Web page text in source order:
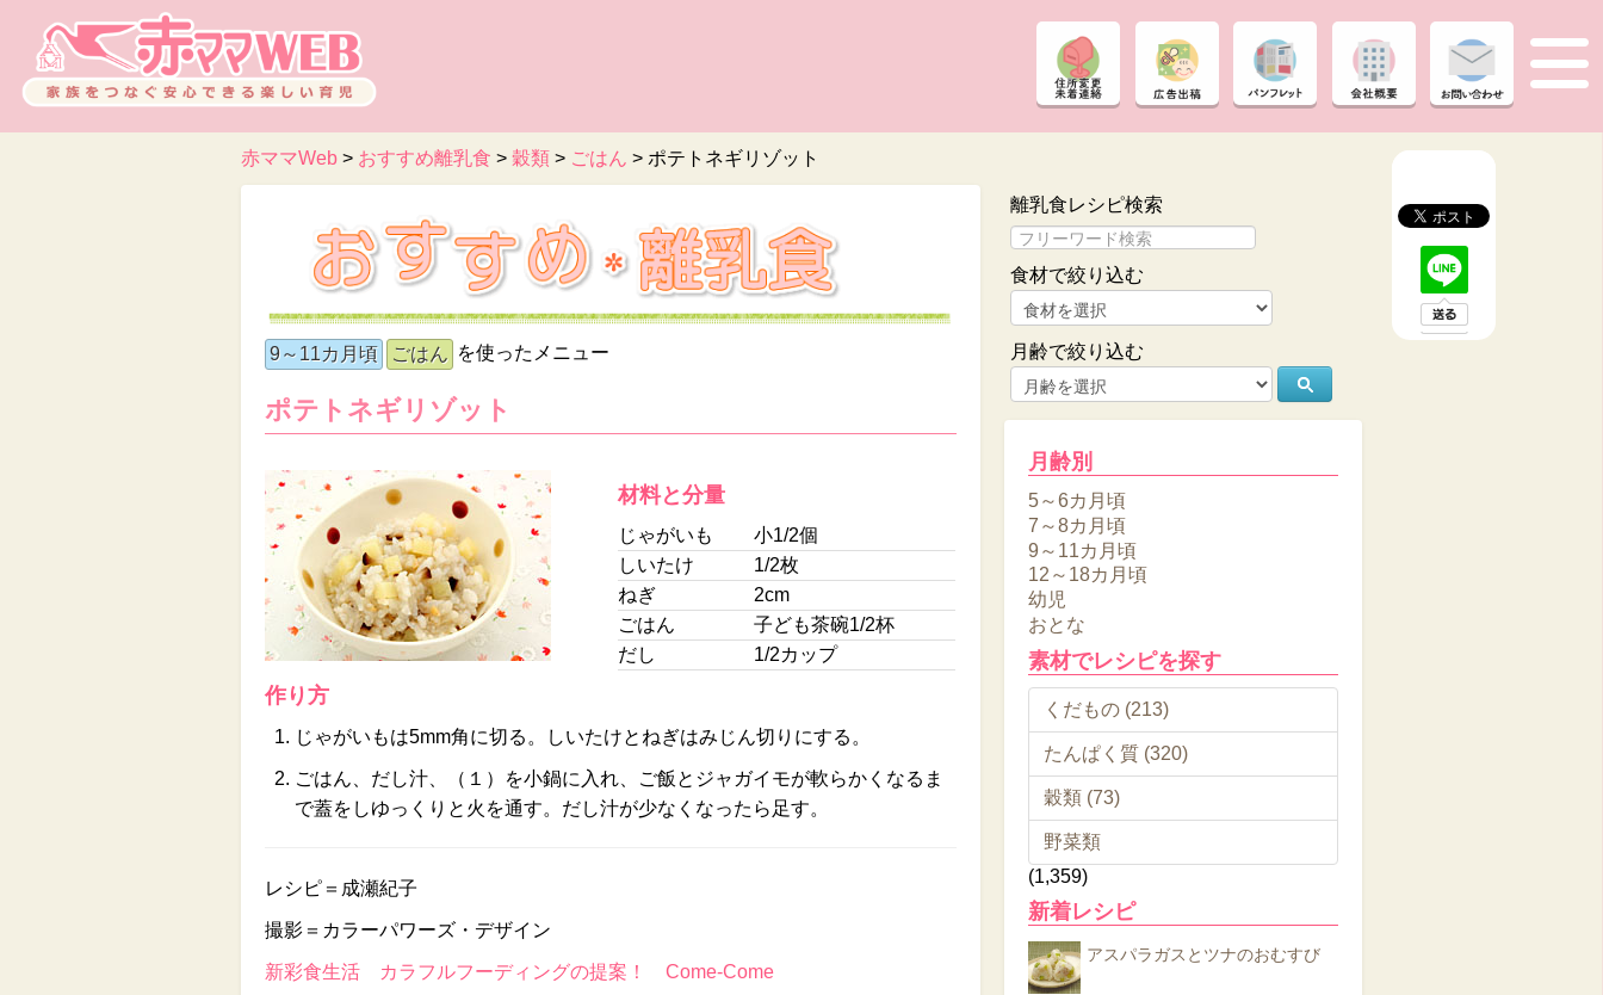
赤ママWeb > おすすめ離乳食 > 穀類 > ごはん > ポテトネギリゾット
9～11カ月頃 ごはん を使ったメニュー
ポテトネギリゾット
材料と分量
じゃがいも
小1/2個
しいたけ
1/2枚
ねぎ
2cm
ごはん
子ども茶碗1/2杯
だし
1/2カップ
作り方
じゃがいもは5mm角に切る。しいたけとねぎはみじん切りにする。
ごはん、だし汁、（１）を小鍋に入れ、ご飯とジャガイモが軟らかくなるま
で蓋をしゆっくりと火を通す。だし汁が少なくなったら足す。
レシピ＝成瀬紀子
撮影＝カラーパワーズ・デザイン
新彩食生活 カラフルフーディングの提案！ Come-Come
離乳食レシピ検索
食材で絞り込む
月齢で絞り込む
月齢別
5～6カ月頃
7～8カ月頃
9～11カ月頃
12～18カ月頃
幼児
おとな
素材でレシピを探す
くだもの (213)
たんぱく質 (320)
穀類 (73)
野菜類
(1,359)
新着レシピ
アスパラガスとツナのおむすび